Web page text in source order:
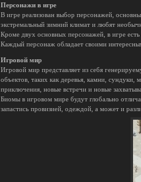
Персонажи в игре
В игре реализован выбор персонажей,
экстремальный зимний климат и любят
Кроме двух основных персонажей, в игре
Каждый персонаж обладает своими
Игровой мир
Игровой мир представляет из себя
объектов, таких как деревья, камни,
приключения, новые встречи и новые
Биомы в игровом мире будут глобально
запастись провизией, одеждой, а может и